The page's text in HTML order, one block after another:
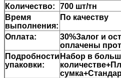
Количество:
700 шт/тн
Время
выполнения:
По качеству
Оплата:
30%Залог и
оплачены
Подробности
упаковки:
Набор в